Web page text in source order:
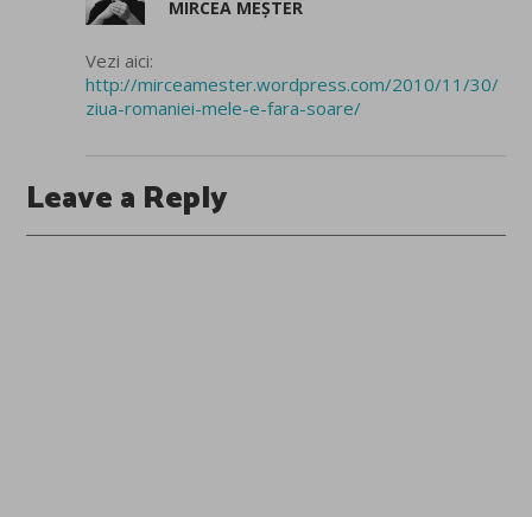
MIRCEA MEȘTER
Vezi aici:
http://mirceamester.wordpress.com/2010/11/30/
ziua-romaniei-mele-e-fara-soare/
Leave a Reply